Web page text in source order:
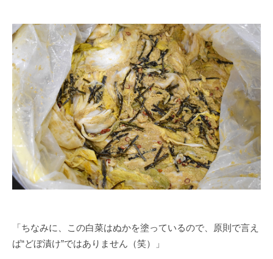
「ちなみに、この白菜はぬかを塗っているので、原則で言え
ば“どぼ漬け”ではありません（笑）」